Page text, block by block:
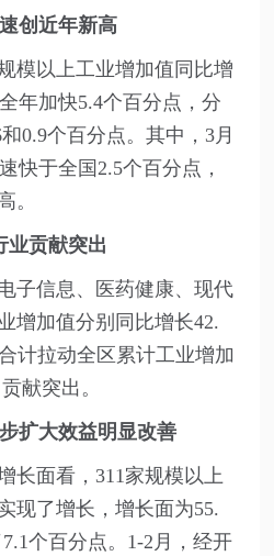
创近年新高
模以上工业增加值同比增
年加快5.4个百分点，分
0.9个百分点。其中，3月
快于全国2.5个百分点，
。
业贡献突出
子信息、医药健康、现代
增加值分别同比增长42.
计拉动全区累计工业增加
献突出。
扩大效益明显改善
长面看，311家规模以上
现了增长，增长面为55.
个百分点。1-2月，经开